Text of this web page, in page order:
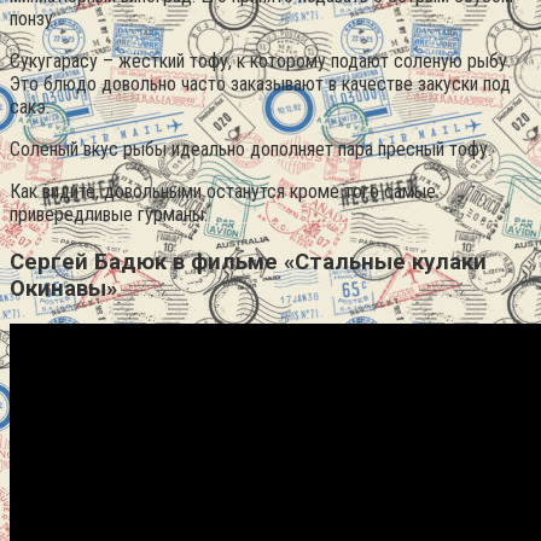
понзу.
Сукугарасу – жёсткий тофу, к которому подают соленую рыбу.
Это блюдо довольно часто заказывают в качестве закуски под
сакэ.
Соленый вкус рыбы идеально дополняет пара пресный тофу.
Как видите, довольными останутся кроме того самые
привередливые гурманы.
Сергей Бадюк в фильме «Стальные кулаки
Окинавы»